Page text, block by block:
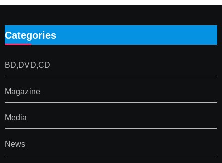
Categories
BD,DVD,CD
Magazine
Media
News